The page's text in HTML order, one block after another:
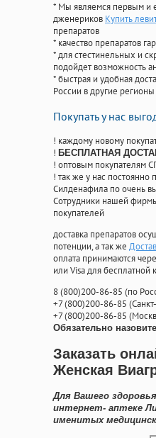
* Мы являемся первым и
дженериков Купить
препаратов
* качество препаратов
* для стестинельных и
подойдет возможность
* быстрая и удобная
России в другие
Покупать у нас
! каждому новому
! БЕСПЛАТНАЯ
! оптовым покупателям
! так же у нас
Силденафила по очень
Cотрудники нашей
покупателей
доставка препаратов
потенции, а так же
оплата принимаются
или Visa для
8(800)200-86-85 (по
+7(800)200-86-85 (
+7(800)200-86-85 (
Обязательно
Заказать
Женская
Для Вашего
интернет- аптеке
именитых